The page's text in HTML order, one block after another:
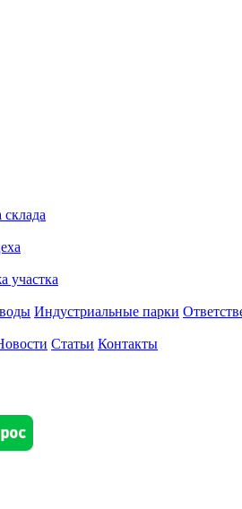
участка
Индустриальные парки
Статьи Контакты